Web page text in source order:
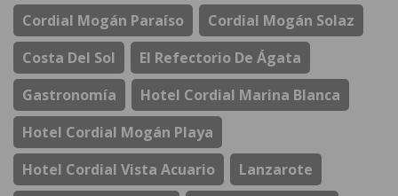
Cordial Mogán Paraíso
Cordial Mogán Solaz
Costa Del Sol
El Refectorio De Ágata
Gastronomía
Hotel Cordial Marina Blanca
Hotel Cordial Mogán Playa
Hotel Cordial Vista Acuario
Lanzarote